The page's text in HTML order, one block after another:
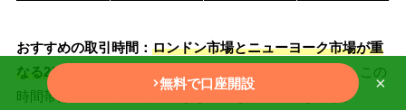
おすすめの取引時間： ロンドン市場とニューヨーク市場が重
なる21:00-24:00（日本時間）が最も活発
な時間帯です。この
時間帯は流動性が高く、大きな値動きが期待できます。
無料で口座開設 ×